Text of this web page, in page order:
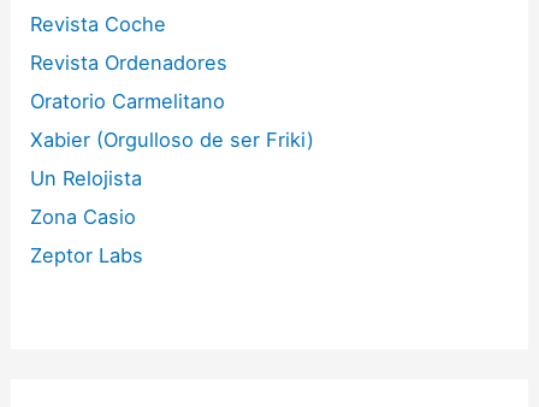
Revista Coche
Revista Ordenadores
Oratorio Carmelitano
Xabier (Orgulloso de ser Friki)
Un Relojista
Zona Casio
Zeptor Labs